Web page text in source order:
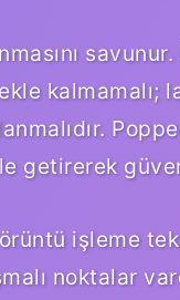
kalmamalı;
getirerek
işleme
noktalar